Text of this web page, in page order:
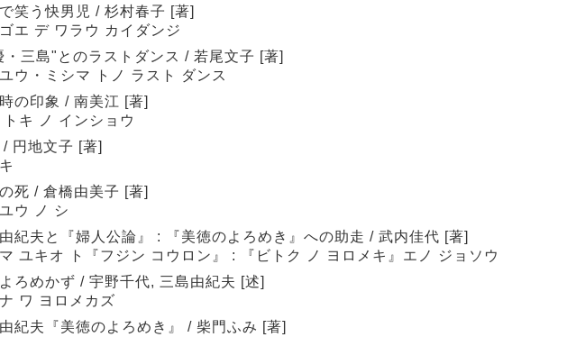
笑う快男児 / 杉村春子 [著]
エ デ ワラウ カイダンジ
・三島"とのラストダンス / 若尾文子 [著]
ウ・ミシマ トノ ラスト ダンス
の印象 / 南美江 [著]
トキ ノ インショウ
/ 円地文子 [著]
死 / 倉橋由美子 [著]
ウ ノ シ
紀夫と『婦人公論』 : 『美徳のよろめき』への助走 / 武内佳代 [著]
ユキオ ト『フジン コウロン』 : 『ビトク ノ ヨロメキ』エノ ジョソウ
ろめかず / 宇野千代, 三島由紀夫 [述]
ワ ヨロメカズ
紀夫『美徳のよろめき』 / 柴門ふみ [著]